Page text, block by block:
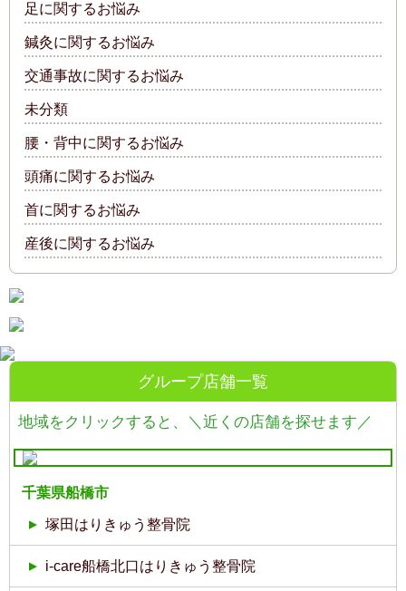
足に関するお悩み
鍼灸に関するお悩み
交通事故に関するお悩み
未分類
腰・背中に関するお悩み
頭痛に関するお悩み
首に関するお悩み
産後に関するお悩み
グループ店舗一覧
地域をクリックすると、 ＼近くの店舗を探せます／
千葉県船橋市
塚田はりきゅう整骨院
i-care船橋北口はりきゅう整骨院